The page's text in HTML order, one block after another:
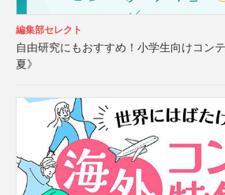
編集部セレクト
自由研究にもおすすめ！小学生向けコン
夏》